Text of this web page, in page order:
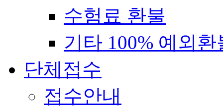
수험료 환불
기타 100% 예외환
단체접수
접수안내